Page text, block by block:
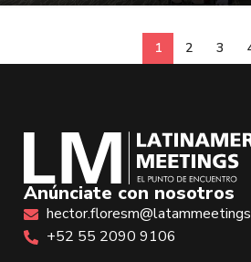
1 2 3
Anúnciate con nosotros
+52 55 2090 9106